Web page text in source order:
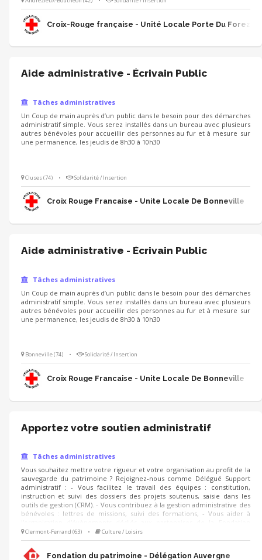
activités, tu seras un maillon essentiel de l’action de l’association ! Tu es
polyvalent et organisé ? Rejoins-nous ! 🙂
Croix-Rouge française - Unité Locale Porte Du Forez
Aide administrative - Écrivain Public
Tâches administratives
Un Coup de main auprès d’un public dans le besoin pour des démarches
administratif simple. Vous serez installés dans un bureau avec plusieurs
autres bénévoles pour accueillir des personnes au fur et à mesure sur
une permanence, les jeudis de 8h30 à 10h30
Cluses (74) • Solidarité / Insertion
Croix Rouge Francaise - Unite Locale De Bonneville
Aide administrative - Écrivain Public
Tâches administratives
Un Coup de main auprès d’un public dans le besoin pour des démarches
administratif simple. Vous serez installés dans un bureau avec plusieurs
autres bénévoles pour accueillir des personnes au fur et à mesure sur
une permanence, les jeudis de 8h30 à 10h30
Bonneville (74) • Solidarité / Insertion
Croix Rouge Francaise - Unite Locale De Bonneville
Apportez votre soutien administratif
Tâches administratives
Vous souhaitez mettre votre rigueur et votre organisation au profit de la
sauvegarde du patrimoine ? Rejoignez-nous comme Délégué Support
administratif : - Vous facilitez le travail des équipes : constitution,
instruction et suivi des dossiers des projets soutenus, saisie dans les
outils de gestion (CRM). - Vous contribuez à la gestion administrative des
bénévoles : lettres de missions, suivi des formations, - Vous aider à
(listings, invitations, suivi des réponses, etc.) - Vous apportez votre
soutien lors des campagnes (Noël, IFI, adhésions) et réalisez des tâches
administratives diverses (classements, courriers, mailings).
Clermont-Ferrand (63) • Culture / Loisirs
Fondation du patrimoine - Délégation Auvergne